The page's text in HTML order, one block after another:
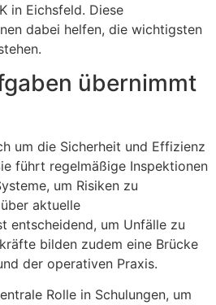
in Eichsfeld. Diese
dabei helfen, die wichtigsten
übernimmt
um die Sicherheit und Effizienz
führt regelmäßige Inspektionen
um Risiken zu
aktuelle
entscheidend, um Unfälle zu
bilden zudem eine Brücke
der operativen Praxis.
Rolle in Schulungen, um